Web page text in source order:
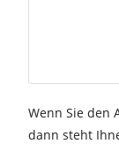
Wenn Sie den
dann steht